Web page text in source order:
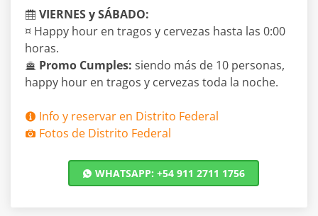
VIERNES y SÁBADO:
¤ Happy hour en tragos y cervezas hasta las 0:00
horas.
Promo Cumples: siendo más de 10 personas,
happy hour en tragos y cervezas toda la noche.
Info y reservar en Distrito Federal
Fotos de Distrito Federal
WHATSAPP: +54 911 2711 1756